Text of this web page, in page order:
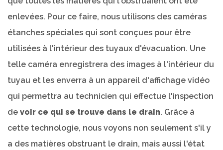
enlevées. Pour ce faire, nous utilisons des caméras
étanches spéciales qui sont conçues pour être
utilisées à l'intérieur des tuyaux d'évacuation. Une
telle caméra enregistrera des images à l'intérieur du
tuyau et les enverra à un appareil d'affichage vidéo
qui permettra au technicien qui effectue l'inspection
de voir ce qui se trouve dans le drain. Grâce à
cette technologie, nous voyons non seulement s'il y
a des matières obstruant le drain, mais aussi l'état